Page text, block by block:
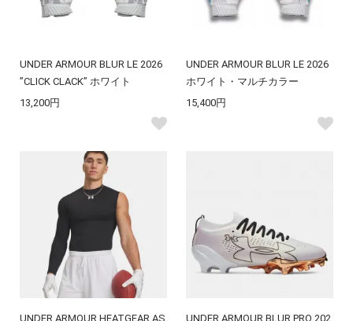
UNDER ARMOUR BLUR LE 2026
”CLICK CLACK” ホワイト
13,200円
UNDER ARMOUR BLUR LE 2026
ホワイト・マルチカラー
15,400円
UNDER ARMOUR HEATGEAR AS
UNDER ARMOUR BLUR PRO 202